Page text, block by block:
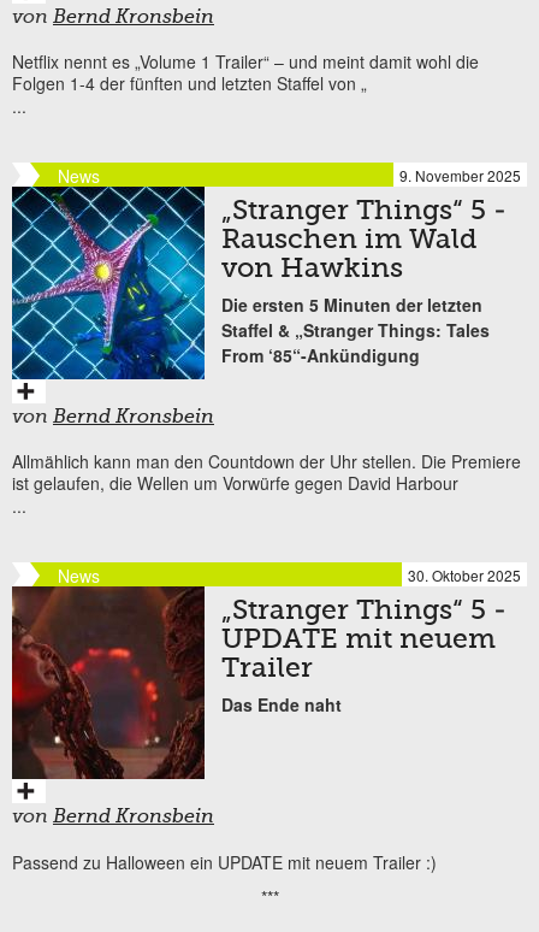
von Bernd Kronsbein
Netflix nennt es „Volume 1 Trailer“ – und meint damit wohl die
Folgen 1-4 der fünften und letzten Staffel von „
...
News 9. November 2025
„Stranger Things“ 5 -
Rauschen im Wald
von Hawkins
Die ersten 5 Minuten der letzten
Staffel & „Stranger Things: Tales
From ‘85“-Ankündigung
von Bernd Kronsbein
Allmählich kann man den Countdown der Uhr stellen. Die Premiere
ist gelaufen, die Wellen um Vorwürfe gegen David Harbour
...
News 30. Oktober 2025
„Stranger Things“ 5 -
UPDATE mit neuem
Trailer
Das Ende naht
von Bernd Kronsbein
Passend zu Halloween ein UPDATE mit neuem Trailer :)
***